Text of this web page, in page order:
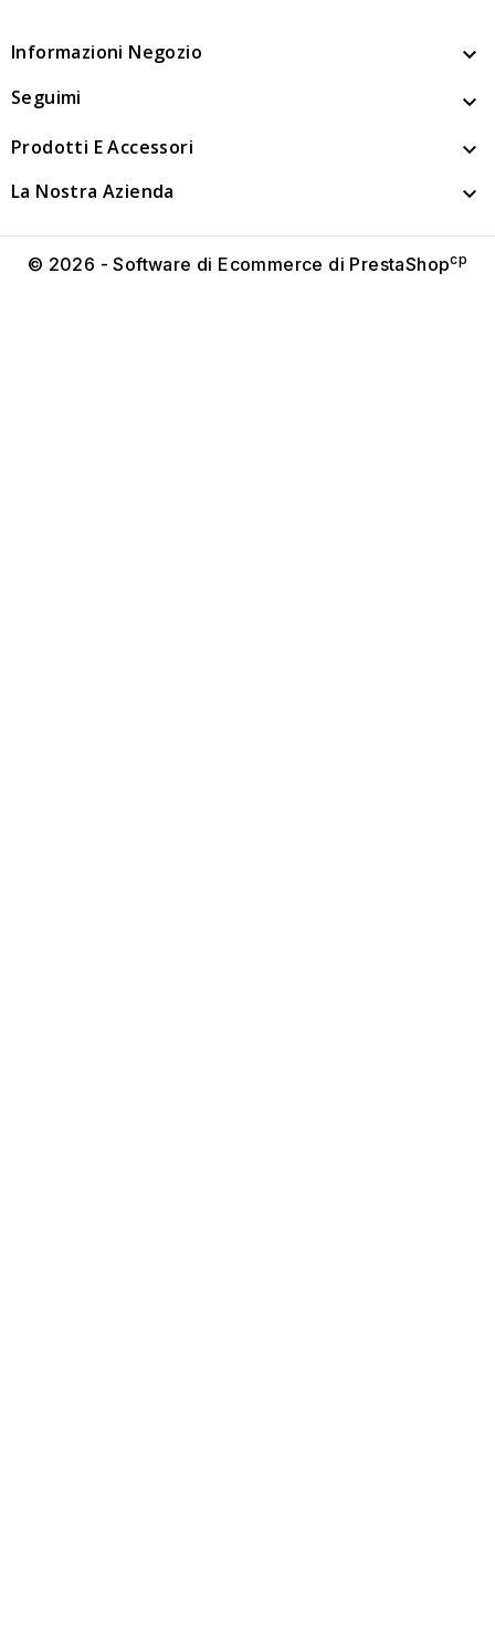
Informazioni Negozio 
Seguimi 
Prodotti E Accessori 
La Nostra Azienda 
© 2026 - Software di Ecommerce di PrestaShopcp